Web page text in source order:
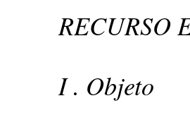
RECURSO
I . Objeto